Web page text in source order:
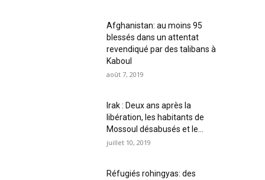
Afghanistan: au moins 95
blessés dans un attentat
revendiqué par des talibans à
Kaboul
août 7, 2019
Irak : Deux ans après la
libération, les habitants de
Mossoul désabusés et le...
juillet 10, 2019
Réfugiés rohingyas: des